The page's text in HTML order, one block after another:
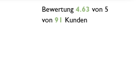
Bewertung 4.63 von 5
von 91 Kunden